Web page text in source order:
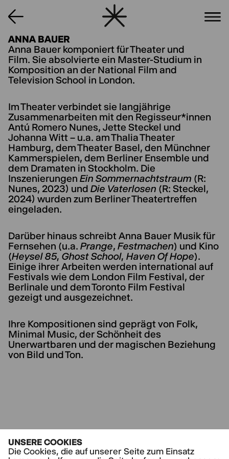
UNSERE COOKIES
Die Cookies, die auf unserer Seite zum Einsatz
ANNA BAUER
Anna Bauer komponiert für Theater und
Film. Sie absolvierte ein Master-Studium in
Komposition an der National Film and
Television School in London.
Im Theater verbindet sie langjährige
Zusammenarbeiten mit den Regisseur*innen
Antú Romero Nunes, Jette Steckel und
Johanna Witt – u.a. am Thalia Theater
Hamburg, dem Theater Basel, den Münchner
Kammerspielen, dem Berliner Ensemble und
dem Dramaten in Stockholm. Die
Inszenierungen Ein Sommernachtstraum (R:
Nunes, 2023) und Die Vaterlosen (R: Steckel,
2024) wurden zum Berliner Theatertreffen
eingeladen.
Darüber hinaus schreibt Anna Bauer Musik für
Fernsehen (u.a. Prange, Festmachen) und Kino
(Heysel 85, Ghost School, Haven Of Hope).
Einige ihrer Arbeiten werden international auf
Festivals wie dem London Film Festival, der
Berlinale und dem Toronto Film Festival
gezeigt und ausgezeichnet.
Ihre Kompositionen sind geprägt von Folk,
Minimal Music, der Schönheit des
Unerwartbaren und der magischen Beziehung
von Bild und Ton.
AKTUELLE STÜCKE
Hard Times